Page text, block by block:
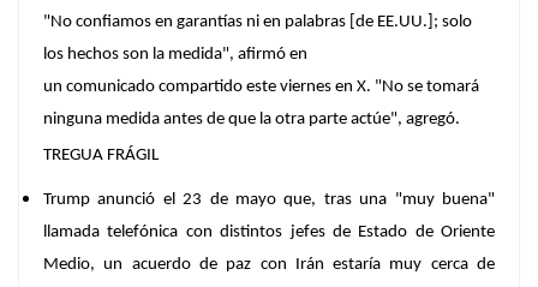
"No confiamos en garantías ni en palabras [de EE.UU.]; solo
los hechos son la medida", afirmó en
un comunicado compartido este viernes en X. "No se tomará
ninguna medida antes de que la otra parte actúe", agregó.
TREGUA FRÁGIL
Trump anunció el 23 de mayo que, tras una "muy buena"
llamada telefónica con distintos jefes de Estado de Oriente
Medio, un acuerdo de paz con Irán estaría muy cerca de